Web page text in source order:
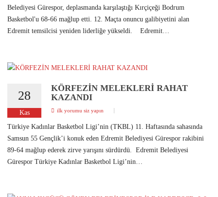
Belediyesi Gürespor, deplasmanda karşılaştığı Kırçiçeği Bodrum
Basketbol'u 68-66 mağlup etti. 12. Maçta onuncu galibiyetini alan
Edremit temsilcisi yeniden liderliğe yükseldi. Edremit…
28
Kas
KÖRFEZİN MELEKLERİ RAHAT
KAZANDI
ilk yorumu siz yapın
Türkiye Kadınlar Basketbol Ligi’nin (TKBL) 11. Haftasında sahasında
Samsun 55 Gençlik’i konuk eden Edremit Belediyesi Gürespor rakibini
89-64 mağlup ederek zirve yarışını sürdürdü. Edremit Belediyesi
Gürespor Türkiye Kadınlar Basketbol Ligi’nin…